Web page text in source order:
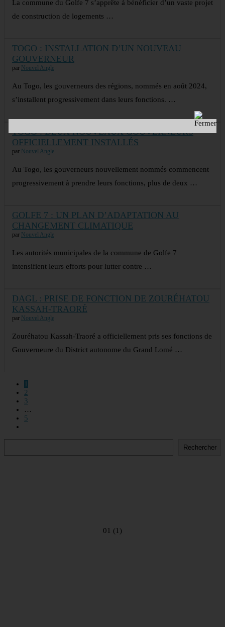
La commune du Golfe 7 s’apprête à bénéficier d’un vaste projet
de construction de logements …
TOGO : INSTALLATION D’UN NOUVEAU
GOUVERNEUR
par Nouvel Angle
Au Togo, les gouverneurs des régions, nommés en août 2024,
s’installent progressivement dans leurs fonctions. …
TOGO : DEUX NOUVEAUX GOUVERNEURS
OFFICIELLEMENT INSTALLÉS
par Nouvel Angle
Au Togo, les gouverneurs nouvellement nommés commencent
progressivement à prendre leurs fonctions, plus de deux …
GOLFE 7 : UN PLAN D’ADAPTATION AU
CHANGEMENT CLIMATIQUE
par Nouvel Angle
Les autorités municipales de la commune de Golfe 7
intensifient leurs efforts pour lutter contre …
DAGL : PRISE DE FONCTION DE ZOURÉHATOU
KASSAH-TRAORÉ
par Nouvel Angle
Zouréhatou Kassah-Traoré a officiellement pris ses fonctions de
Gouverneure du District autonome du Grand Lomé …
1
2
3
…
5
Rechercher
01 (1)